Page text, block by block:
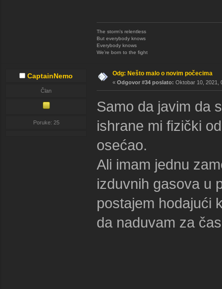
The storm’s relentless
But everybody knows
Everybody knows
We’re born to the fight
CaptainNemo
Član
Poruke: 25
Odg: Nešto malo o novim počecima
« Odgovor #34 poslato: Oktobar 10, 2021,
Samo da javim da
ishrane mi fizički
osećao.
Ali imam jednu
izduvnih gasova u
postajem hodajući
da naduvam za